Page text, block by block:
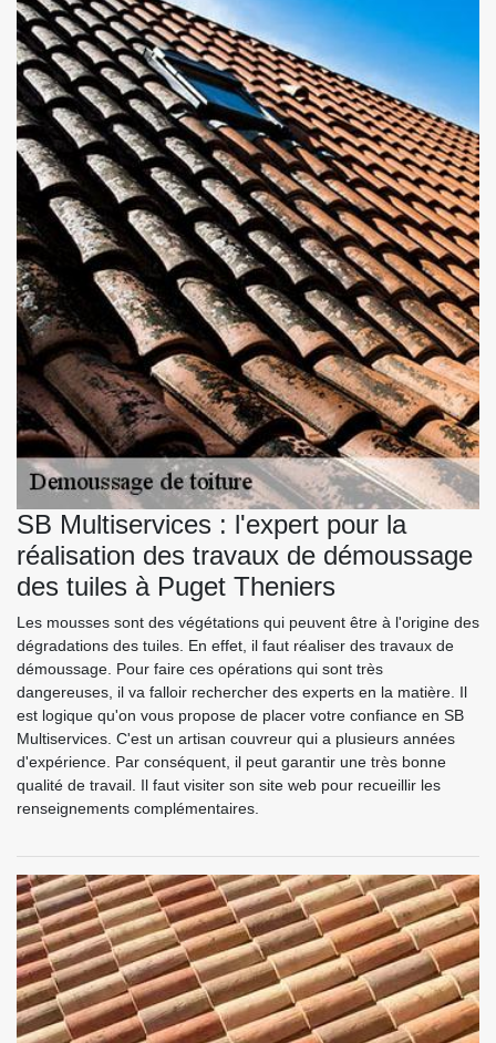
SB Multiservices : l'expert pour la
réalisation des travaux de démoussage
des tuiles à Puget Theniers
Les mousses sont des végétations qui peuvent être à l'origine des
dégradations des tuiles. En effet, il faut réaliser des travaux de
démoussage. Pour faire ces opérations qui sont très
dangereuses, il va falloir rechercher des experts en la matière. Il
est logique qu'on vous propose de placer votre confiance en SB
Multiservices. C'est un artisan couvreur qui a plusieurs années
d'expérience. Par conséquent, il peut garantir une très bonne
qualité de travail. Il faut visiter son site web pour recueillir les
renseignements complémentaires.